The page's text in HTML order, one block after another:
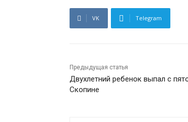
VK Telegram
Предыдущая статья
Двухлетний ребенок выпал с
Скопине